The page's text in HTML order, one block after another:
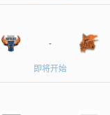
-
即将开始